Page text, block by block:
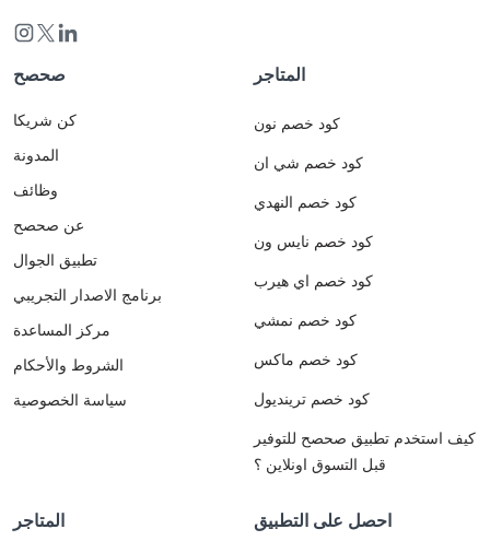
صحصح
كن شريكا
المدونة
وظائف
عن صحصح
تطبيق الجوال
برنامج الاصدار التجريبي
مركز المساعدة
الشروط والأحكام
سياسة الخصوصية
المتاجر
كود خصم نون
كود خصم شي ان
كود خصم النهدي
كود خصم نايس ون
كود خصم اي هيرب
كود خصم نمشي
كود خصم ماكس
كود خصم ترينديول
كيف استخدم تطبيق صحصح للتوفير
قبل التسوق اونلاين ؟
المتاجر احصل على التطبيق